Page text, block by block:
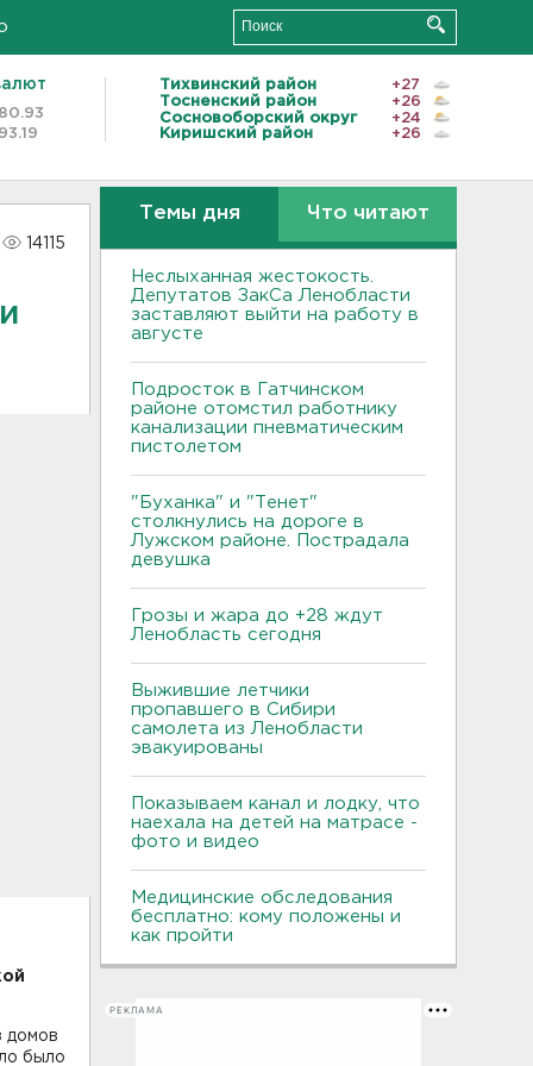
Тихвинский район
+27
Тосненский район
+26
Сосновоборский округ
+24
Киришский район
+26
14115
домов
было
Темы дня Что читают
Неслыханная жестокость.
Депутатов ЗакСа Ленобласти
заставляют выйти на работу в
августе
Подросток в Гатчинском
районе отомстил работнику
канализации пневматическим
пистолетом
"Буханка" и "Тенет"
столкнулись на дороге в
Лужском районе. Пострадала
девушка
Грозы и жара до +28 ждут
Ленобласть сегодня
Выжившие летчики
пропавшего в Сибири
самолета из Ленобласти
эвакуированы
Показываем канал и лодку, что
наехала на детей на матрасе -
фото и видео
Медицинские обследования
бесплатно: кому положены и
как пройти
РЕКЛАМА